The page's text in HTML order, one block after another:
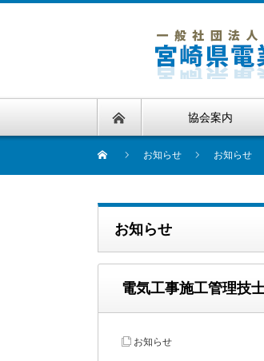
協会案内
お知らせ お知らせ
お知らせ
電気工事施工管理技
お知らせ